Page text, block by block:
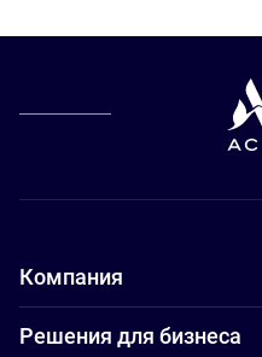
Компания
Решения для бизнеса